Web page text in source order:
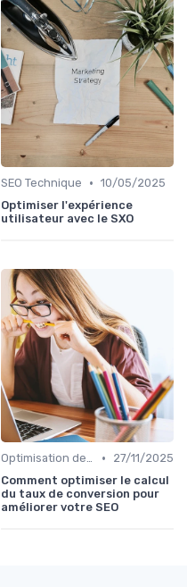
SEO Technique • 10/05/2025
Optimiser l'expérience
utilisateur avec le SXO
Optimisation de Contenu •
27/11/2025
Comment optimiser le calcul
du taux de conversion pour
améliorer votre SEO